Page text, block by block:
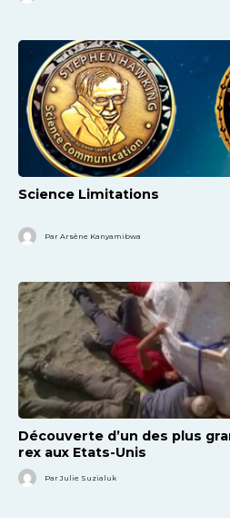
Science Limitations
Par Arsène Kanyamibwa
Découverte d’un des plus
rex aux Etats-Unis
Par Julie Suzialuk